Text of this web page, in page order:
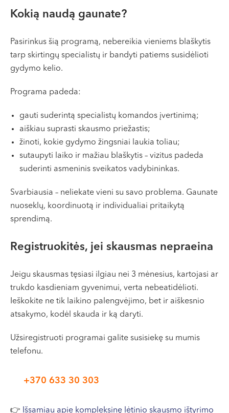
Kokią naudą gaunate?
Pasirinkus šią programą, nebereikia vieniems blaškytis
tarp skirtingų specialistų ir bandyti patiems susidėlioti
gydymo kelio.
Programa padeda:
gauti suderintą specialistų komandos įvertinimą;
aiškiau suprasti skausmo priežastis;
žinoti, kokie gydymo žingsniai laukia toliau;
sutaupyti laiko ir mažiau blaškytis – vizitus padeda
suderinti asmeninis sveikatos vadybininkas.
Svarbiausia – neliekate vieni su savo problema. Gaunate
nuoseklų, koordinuotą ir individualiai pritaikytą
sprendimą.
Registruokitės, jei skausmas nepraeina
Jeigu skausmas tęsiasi ilgiau nei 3 mėnesius, kartojasi ar
trukdo kasdieniam gyvenimui, verta nebeatidėlioti.
Ieškokite ne tik laikino palengvėjimo, bet ir aiškesnio
atsakymo, kodėl skauda ir ką daryti.
Užsiregistruoti programai galite susisiekę su mumis
telefonu.
+370 633 30 303
👉 Išsamiau apie kompleksinę lėtinio skausmo ištyrimo